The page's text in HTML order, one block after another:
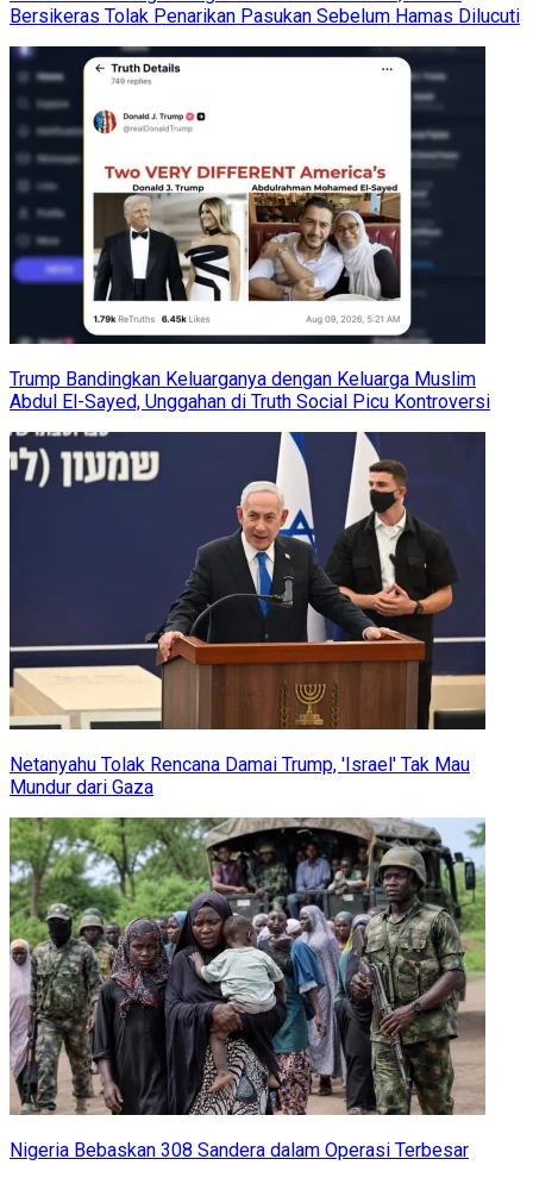
Bersikeras Tolak Penarikan Pasukan Sebelum Hamas Dilucuti
Trump Bandingkan Keluarganya dengan Keluarga Muslim
Abdul El-Sayed, Unggahan di Truth Social Picu Kontroversi
Netanyahu Tolak Rencana Damai Trump, 'Israel' Tak Mau
Mundur dari Gaza
Nigeria Bebaskan 308 Sandera dalam Operasi Terbesar